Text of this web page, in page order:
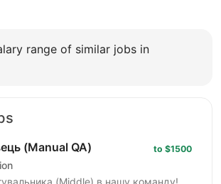
range of similar jobs in
(Manual QA) to $1500
(Middle) в нашу команду!